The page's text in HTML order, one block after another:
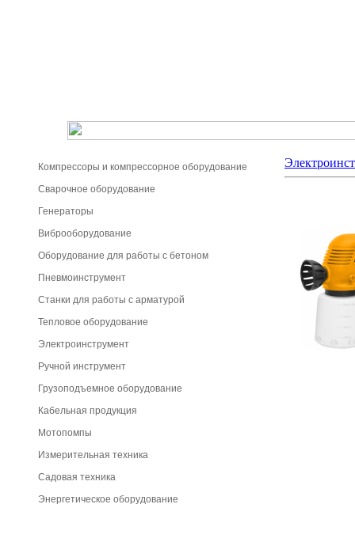
Компрессоры и компрессорное оборудование
Сварочное оборудование
Генераторы
Виброоборудование
Оборудование для работы с бетоном
Пневмоинструмент
Станки для работы с арматурой
Тепловое оборудование
Электроинструмент
Ручной инструмент
Грузоподъемное оборудование
Кабельная продукция
Мотопомпы
Измерительная техника
Садовая техника
Энергетическое оборудование